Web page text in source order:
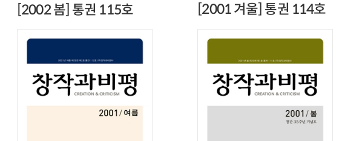
[2002 봄] 통권 115호 [2001 겨울] 통권 114호